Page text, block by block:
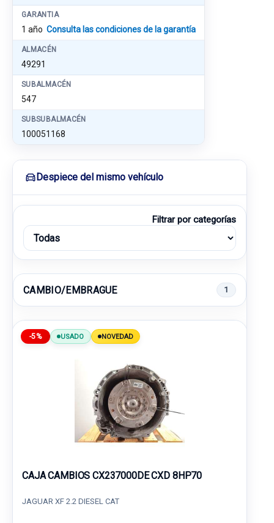
GARANTIA
1 año Consulta las condiciones de la garantía
ALMACÉN
49291
SUBALMACÉN
547
SUBSUBALMACÉN
100051168
Despiece del mismo vehículo
Filtrar por categorías
CAMBIO/EMBRAGUE 1
-5% USADO NOVEDAD
CAJA CAMBIOS CX237000DE CXD 8HP70
JAGUAR XF 2.2 DIESEL CAT